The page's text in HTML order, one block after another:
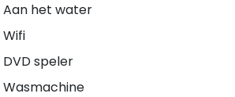
Aan het water
Wifi
DVD speler
Wasmachine